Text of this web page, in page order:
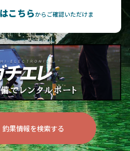
こちらからご確認いただけま
釣果情報を検索する